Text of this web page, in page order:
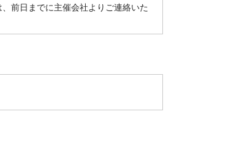
前日までに主催会社よりご連絡いた